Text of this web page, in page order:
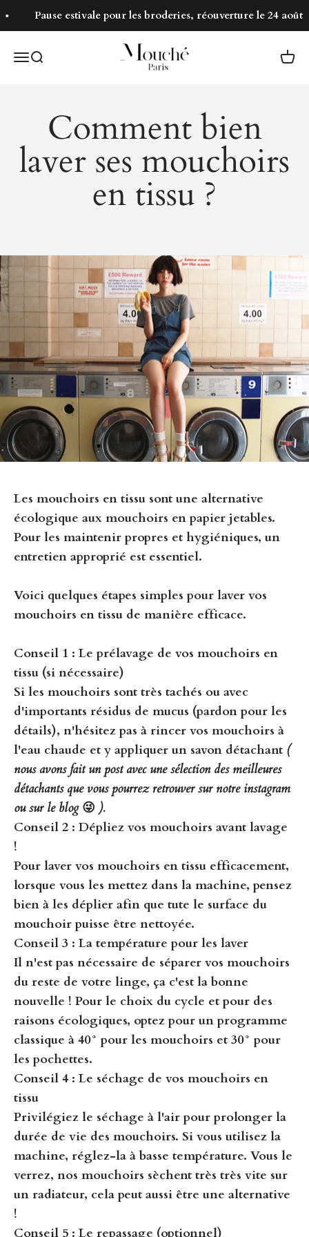
Passer au contenu
Pause estivale pour les broderies, réouverture le 24 août
MenuRecherche Mouché Paris
Comment bien
laver ses mouchoirs
en tissu ?
Les mouchoirs en tissu sont une alternative
écologique aux mouchoirs en papier jetables.
Pour les maintenir propres et hygiéniques, un
entretien approprié est essentiel.
Voici quelques étapes simples pour laver vos
mouchoirs en tissu de manière efficace.
Conseil 1 : Le prélavage de vos mouchoirs en
tissu (si nécessaire)
Si les mouchoirs sont très tachés ou avec
d'importants résidus de mucus (pardon pour les
détails), n'hésitez pas à rincer vos mouchoirs à
l'eau chaude et y appliquer un savon détachant (
nous avons fait un post avec une sélection des meilleures
détachants que vous pourrez retrouver sur notre instagram
ou sur le blog 😜 ).
Conseil 2 : Dépliez vos mouchoirs avant lavage
!
Pour laver vos mouchoirs en tissu efficacement,
lorsque vous les mettez dans la machine, pensez
bien à les déplier afin que tute le surface du
mouchoir puisse être nettoyée.
Conseil 3 : La température pour les laver
Il n'est pas nécessaire de séparer vos mouchoirs
du reste de votre linge, ça c'est la bonne
nouvelle ! Pour le choix du cycle et pour des
raisons écologiques, optez pour un programme
classique à 40° pour les mouchoirs et 30° pour
les pochettes.
Conseil 4 : Le séchage de vos mouchoirs en
tissu
Privilégiez le séchage à l'air pour prolonger la
durée de vie des mouchoirs. Si vous utilisez la
machine, réglez-la à basse température. Vous le
verrez, nos mouchoirs sèchent très très vite sur
un radiateur, cela peut aussi être une alternative
!
Conseil 5 : Le repassage (optionnel)